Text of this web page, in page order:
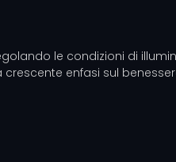
le condizioni di
enfasi sul